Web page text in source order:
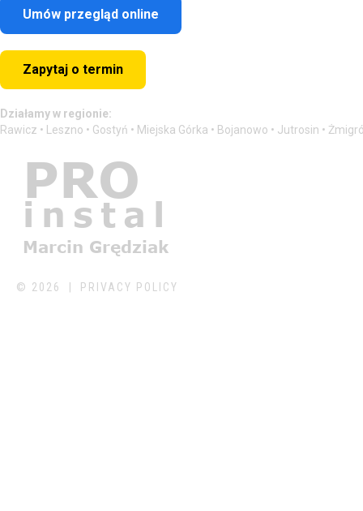
Umów przegląd online
Zapytaj o termin
Działamy w regionie:
Rawicz • Leszno • Gostyń • Miejska Górka • Bojanowo • Jutrosin •
© 2026 PRIVACY POLICY